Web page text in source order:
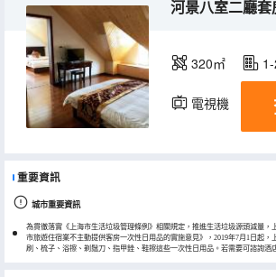
河景八室二廳套
320㎡
電視機
重要資訊
城市重要資訊
為貫徹落實《上海市生活垃圾管理條例》相關規定，推進生活垃圾源頭減量，
市旅遊住宿業不主動提供客房一次性日用品的實施意見》，2019年7月1日起，
刷、梳子、浴擦、剃鬚刀、指甲銼、鞋擦這些一次性日用品。若需要可諮詢酒